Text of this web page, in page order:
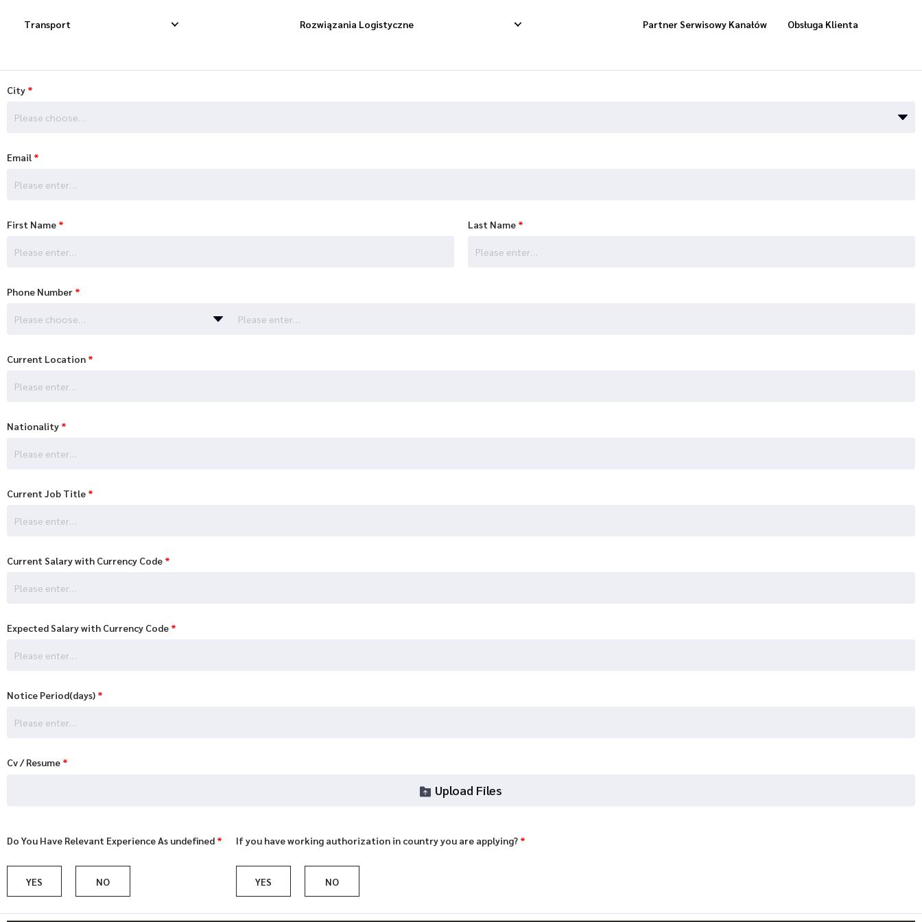
Transport Rozwiązania Logistyczne
Krajowa Dostawa Ekspresowa
Krajowa Dostawa Towarowa
Dostawa „Cool Box”
Partner Serwisowy Kanałów Obsługa Klienta
City *
Please choose…
Email *
First Name * Last Name *
Phone Number *
Please choose…
Current Location *
Nationality *
Current Job Title *
Current Salary with Currency Code *
Expected Salary with Currency Code *
Notice Period(days) *
Cv / Resume *
Upload Files
Do You Have Relevant Experience As undefined *
YES NO
If you have working authorization in country you are applying? *
YES NO